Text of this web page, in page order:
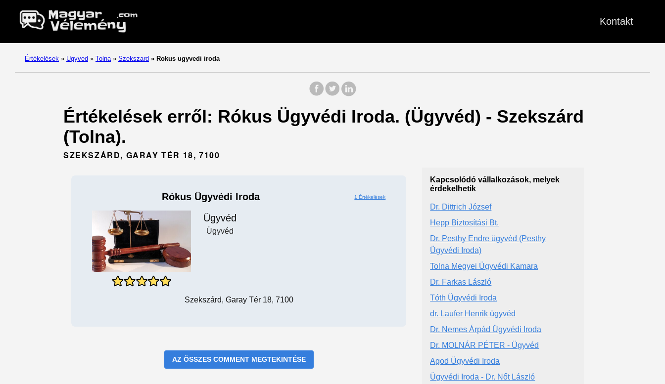
Kontakt
Értékelések » Ugyved » Tolna » Szekszard » Rokus ugyvedi iroda
Értékelések erről: Rókus Ügyvédi Iroda. (Ügyvéd) - Szekszárd
(Tolna).
SZEKSZÁRD, GARAY TÉR 18, 7100
Rókus Ügyvédi Iroda 1 Értékelések
Ügyvéd
Ügyvéd
Szekszárd, Garay Tér 18, 7100
AZ ÖSSZES COMMENT MEGTEKINTÉSE
Kapcsolódó vállalkozások, melyek
érdekelhetik
Dr. Dittrich József
Hepp Biztosítási Bt.
Dr. Pesthy Endre ügyvéd (Pesthy
Ügyvédi Iroda)
Tolna Megyei Ügyvédi Kamara
Dr. Farkas László
Tóth Ügyvédi Iroda
dr. Laufer Henrik ügyvéd
Dr. Nemes Árpád Ügyvédi Iroda
Dr. MOLNÁR PÉTER - Ügyvéd
Agod Ügyvédi Iroda
Ügyvédi Iroda - Dr. Nőt László